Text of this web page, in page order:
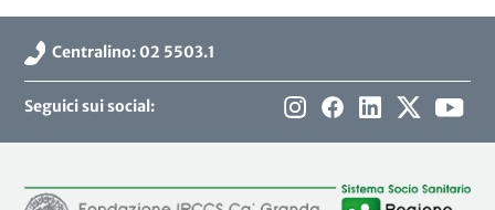
Centralino: 02 5503.1
Seguici sui social: